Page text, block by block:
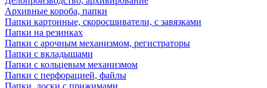
Архивные короба, папки
Папки картонные, скоросшиватели, с завязками
Папки на резинках
Папки с арочным механизмом, регистраторы
Папки с вкладышами
Папки с кольцевым механизмом
Папки с перфорацией, файлы
Папки, доски с прижимами